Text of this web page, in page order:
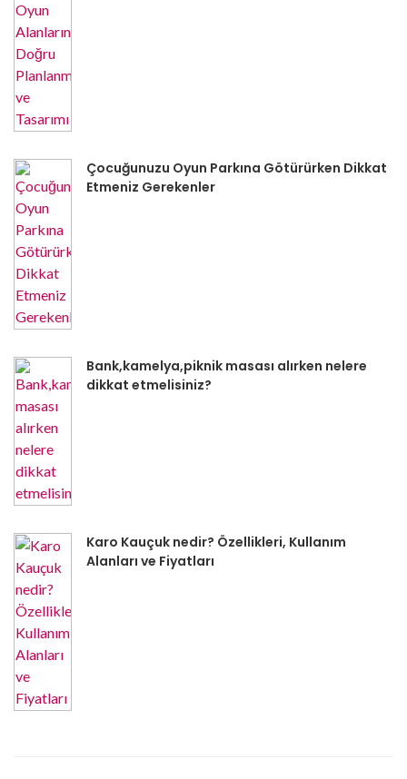
Çocuğunuzu Oyun Parkına Götürürken Dikkat
Etmeniz Gerekenler
Bank,kamelya,piknik masası alırken nelere
dikkat etmelisiniz?
Karo Kauçuk nedir? Özellikleri, Kullanım
Alanları ve Fiyatları